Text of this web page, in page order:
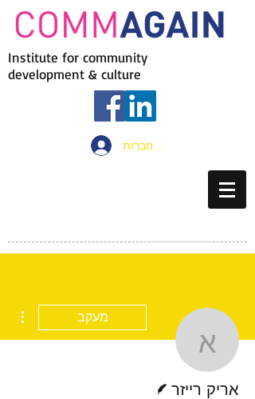
Institute for community
development & culture
להתחברות
אריק רייזר
מעקב
אריק רייזר